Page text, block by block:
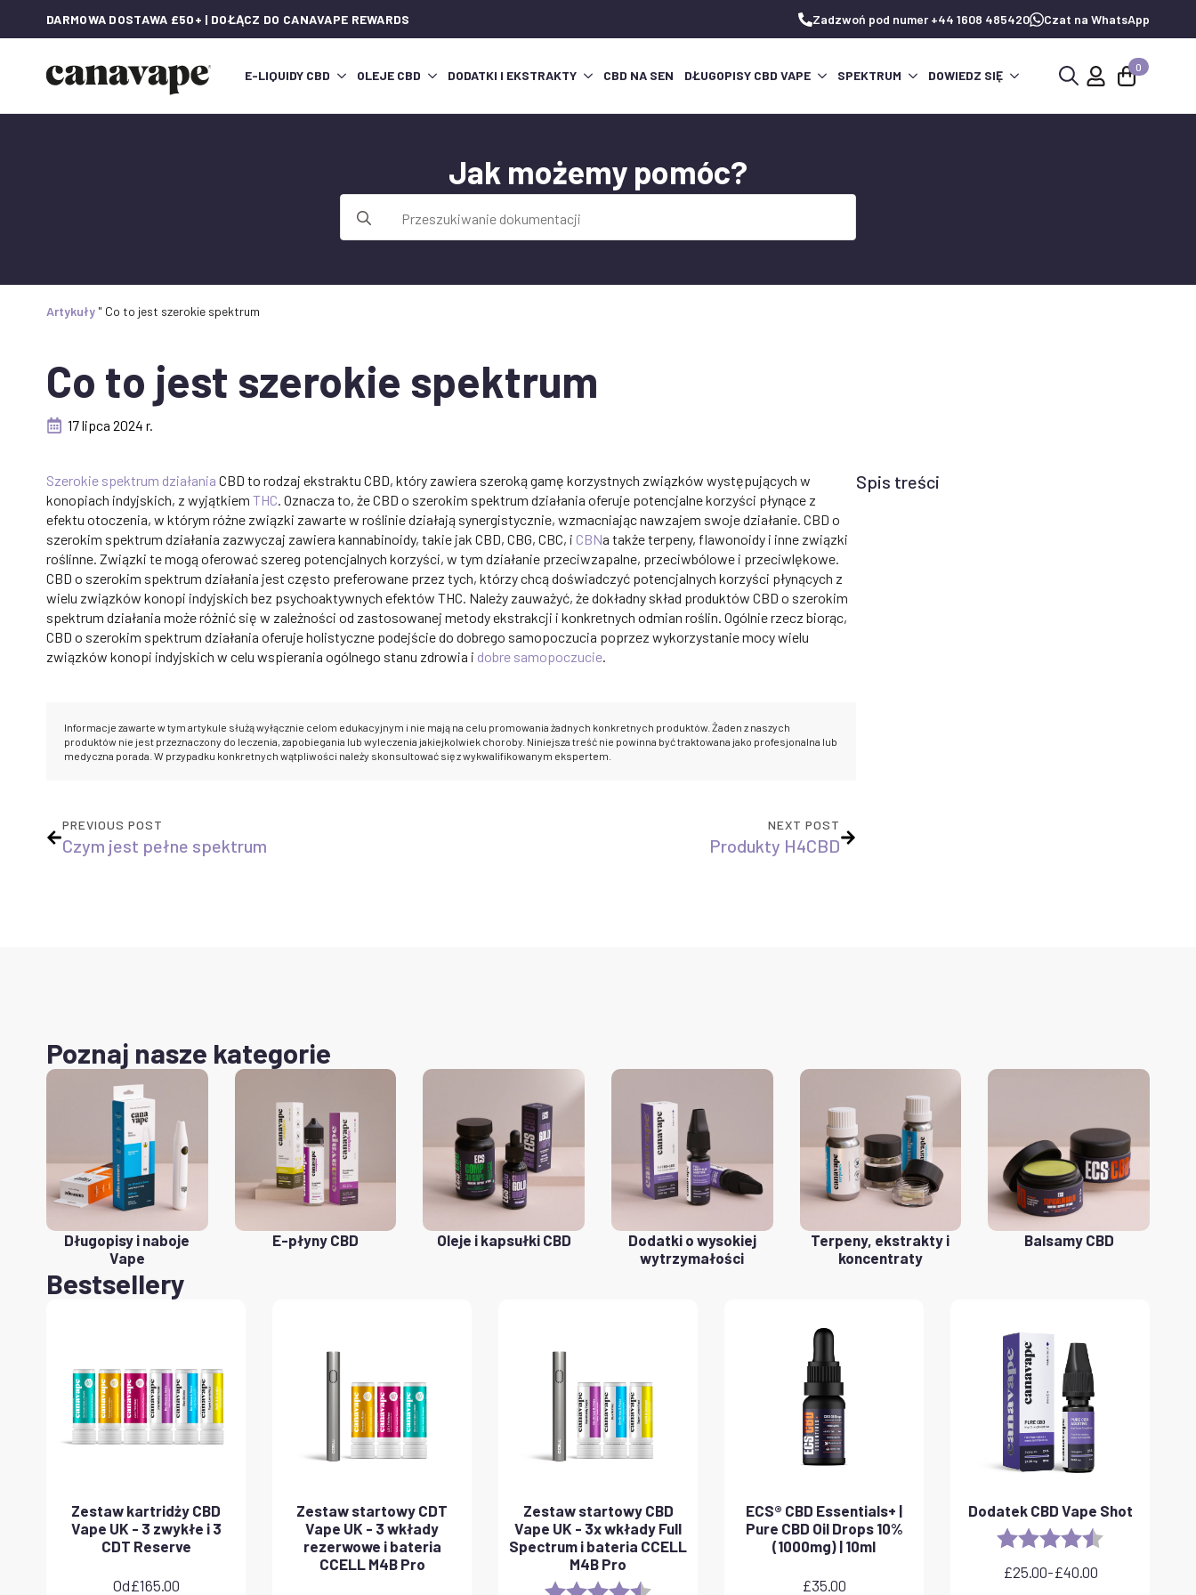
DARMOWA DOSTAWA £50+ | DOŁĄCZ DO CANAVAPE REWARDS Zadzwoń pod numer +44 1608 485420 Czat na WhatsApp
E-LIQUIDY CBD OLEJE CBD DODATKI I EKSTRAKTY CBD NA SEN DŁUGOPISY CBD VAPE SPEKTRUM DOWIEDZ SIĘ
0
Jak możemy pomóc?
Artykuły " Co to jest szerokie spektrum
Co to jest szerokie spektrum
17 lipca 2024 r.
Szerokie spektrum działania CBD to rodzaj ekstraktu CBD, który zawiera szeroką gamę korzystnych związków występujących w
konopiach indyjskich, z wyjątkiem THC. Oznacza to, że CBD o szerokim spektrum działania oferuje potencjalne korzyści płynące z
efektu otoczenia, w którym różne związki zawarte w roślinie działają synergistycznie, wzmacniając nawzajem swoje działanie. CBD o
szerokim spektrum działania zazwyczaj zawiera kannabinoidy, takie jak CBD, CBG, CBC, i CBNa także terpeny, flawonoidy i inne związki
roślinne. Związki te mogą oferować szereg potencjalnych korzyści, w tym działanie przeciwzapalne, przeciwbólowe i przeciwlękowe.
CBD o szerokim spektrum działania jest często preferowane przez tych, którzy chcą doświadczyć potencjalnych korzyści płynących z
wielu związków konopi indyjskich bez psychoaktywnych efektów THC. Należy zauważyć, że dokładny skład produktów CBD o szerokim
spektrum działania może różnić się w zależności od zastosowanej metody ekstrakcji i konkretnych odmian roślin. Ogólnie rzecz biorąc,
CBD o szerokim spektrum działania oferuje holistyczne podejście do dobrego samopoczucia poprzez wykorzystanie mocy wielu
związków konopi indyjskich w celu wspierania ogólnego stanu zdrowia i dobre samopoczucie.
Informacje zawarte w tym artykule służą wyłącznie celom edukacyjnym i nie mają na celu promowania żadnych konkretnych produktów. Żaden z naszych
produktów nie jest przeznaczony do leczenia, zapobiegania lub wyleczenia jakiejkolwiek choroby. Niniejsza treść nie powinna być traktowana jako profesjonalna lub
medyczna porada. W przypadku konkretnych wątpliwości należy skonsultować się z wykwalifikowanym ekspertem.
PREVIOUS POST
Czym jest pełne spektrum
NEXT POST
Produkty H4CBD
Spis treści
Poznaj nasze kategorie
Długopisy i naboje
Vape
E-płyny CBD Oleje i kapsułki CBD
Dodatki o wysokiej
wytrzymałości
Terpeny, ekstrakty i
koncentraty
Balsamy CBD
Bestsellery
Zestaw kartridży CBD
Vape UK - 3 zwykłe i 3
CDT Reserve
Od£165.00
Zestaw startowy CDT
Vape UK - 3 wkłady
rezerwowe i bateria
CCELL M4B Pro
Zestaw startowy CBD
Vape UK - 3x wkłady Full
Spectrum i bateria CCELL
M4B Pro
Rating:
ECS® CBD Essentials+ |
Pure CBD Oil Drops 10%
(1000mg) | 10ml
£35.00
Dodatek CBD Vape Shot
Rating:
£25.00-£40.00
Zakres